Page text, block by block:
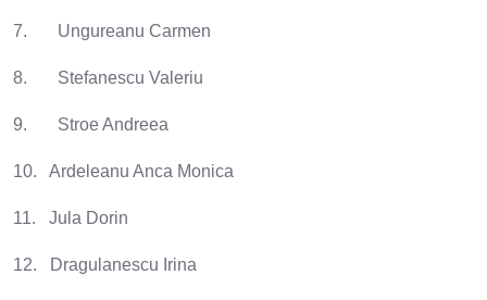
7. Ungureanu Carmen
8. Stefanescu Valeriu
9. Stroe Andreea
10. Ardeleanu Anca Monica
11. Jula Dorin
12. Dragulanescu Irina